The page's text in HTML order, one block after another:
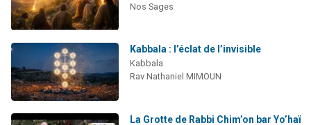
Nos Sages
Kabbala : l’éclat de l’invisible
Kabbala
Rav Nathaniel MIMOUN
La Grotte de Rabbi Chim’on bar Yo’haï